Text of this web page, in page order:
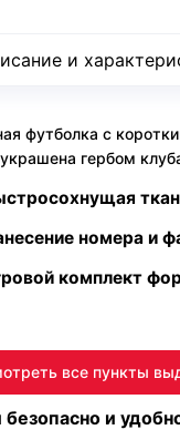
и
футболка с
гербом
номера и
комплект
все пункты
и